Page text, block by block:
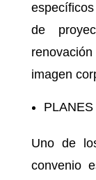
de
imagen
Uno de
convenio